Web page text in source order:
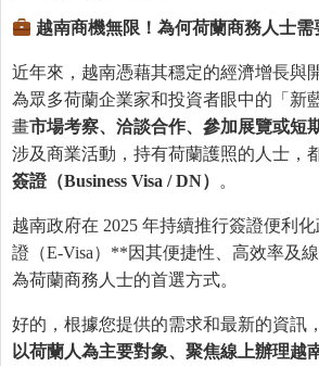
越南商機無限！為何荷蘭商務人士需
近年來，越南憑藉其穩定的經濟增長與
為眾多荷蘭企業家和投資者眼中的「新
畫市場考察、洽談合作、參加展覽或短
涉及商業活動，持有荷蘭護照的人士，
簽證（Business Visa / DN） 。
越南政府在 2025 年持續推行簽證便利
證（E-Visa）**因其便捷性、高效率及
為荷蘭商務人士的首選方式。
好的，根據您提供的需求和最新的資訊
以荷蘭人為主要對象、聚焦線上辦理越